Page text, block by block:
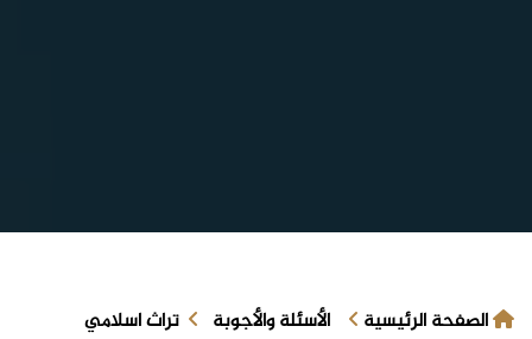
الصفحة الرئيسية الأسئلة والأجوبة تراث اسلامي